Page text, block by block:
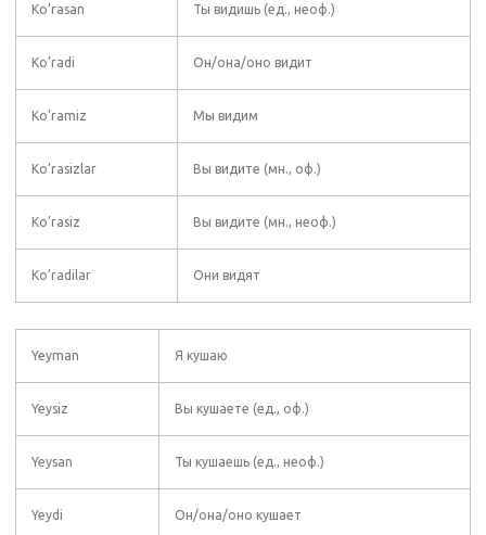
Ko’rasan Ты видишь (ед., неоф.)
Ko’radi Он/она/оно видит
Ko’ramiz Мы видим
Ko’rasizlar Вы видите (мн., оф.)
Ko’rasiz Вы видите (мн., неоф.)
Ko’radilar Они видят
Yeyman Я кушаю
Yeysiz Вы кушаете (ед., оф.)
Yeysan Ты кушаешь (ед., неоф.)
Yeydi Он/она/оно кушает